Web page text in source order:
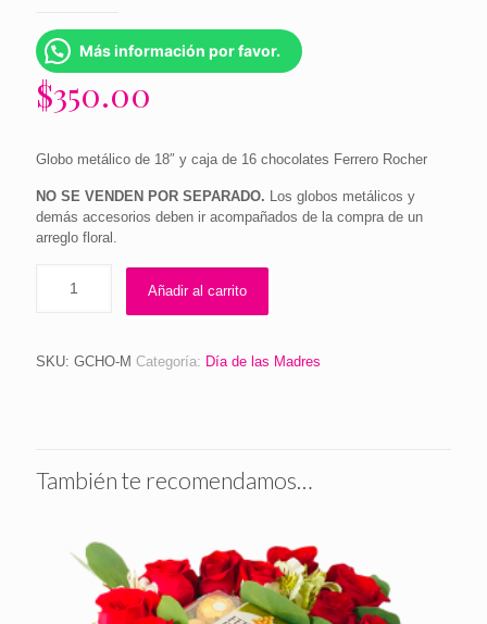
Más información por favor.
$350.00
Globo metálico de 18″ y caja de 16 chocolates Ferrero Rocher
NO SE VENDEN POR SEPARADO. Los globos metálicos y
demás accesorios deben ir acompañados de la compra de un
arreglo floral.
Añadir al carrito
SKU: GCHO-M Categoría: Día de las Madres
También te recomendamos…